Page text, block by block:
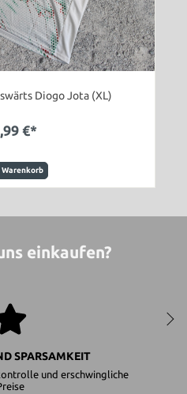
Diogo Jota (XL)
€*
Warenkorb
einkaufen?
SPARSAMKEIT
und erschwingliche